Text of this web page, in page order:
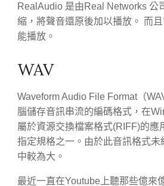
RealAudio 是由Real Networks 公
縮，將聲音還原後加以播放。 而
能播放。
WAV
Waveform Audio File Format（
腦儲存音訊串流的編碼格式，在
屬於資源交換檔案格式(RIFF)的
指定規格之一。由於此音訊格式
中較為大。
最近一直在Youtube上聽那些億來